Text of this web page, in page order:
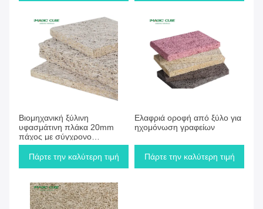
Βιομηχανική ξύλινη
υφασμάτινη πλάκα 20mm
πάχος με σύγχρονο
σχεδιασμό
Πάρτε την καλύτερη τιμή
Ελαφριά οροφή από ξύλο για
ηχομόνωση γραφείων
Πάρτε την καλύτερη τιμή